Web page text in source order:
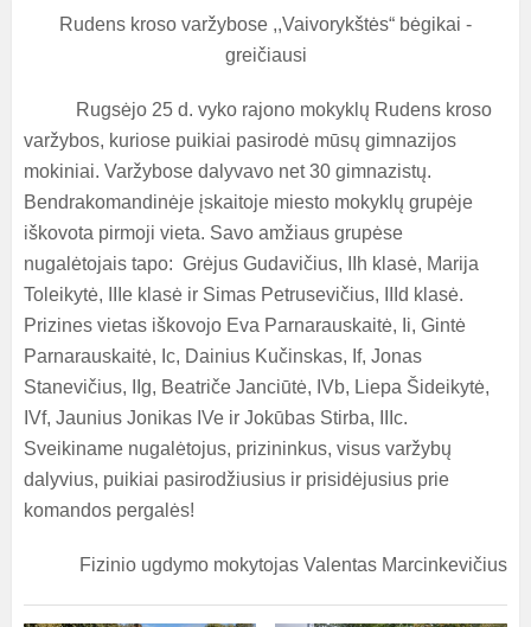
Rudens kroso varžybose ,,Vaivorykštės“ bėgikai -
greičiausi
Rugsėjo 25 d. vyko rajono mokyklų Rudens kroso
varžybos, kuriose puikiai pasirodė mūsų gimnazijos
mokiniai. Varžybose dalyvavo net 30 gimnazistų.
Bendrakomandinėje įskaitoje miesto mokyklų grupėje
iškovota pirmoji vieta. Savo amžiaus grupėse
nugalėtojais tapo: Grėjus Gudavičius, IIh klasė, Marija
Toleikytė, IIIe klasė ir Simas Petrusevičius, IIId klasė.
Prizines vietas iškovojo Eva Parnarauskaitė, Ii, Gintė
Parnarauskaitė, Ic, Dainius Kučinskas, If, Jonas
Stanevičius, IIg, Beatriče Janciūtė, IVb, Liepa Šideikytė,
IVf, Jaunius Jonikas IVe ir Jokūbas Stirba, IIIc.
Sveikiname nugalėtojus, prizininkus, visus varžybų
dalyvius, puikiai pasirodžiusius ir prisidėjusius prie
komandos pergalės!
Fizinio ugdymo mokytojas Valentas Marcinkevičius